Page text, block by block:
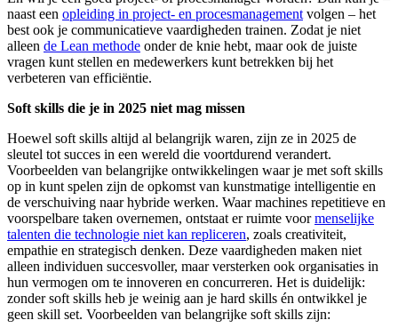
naast een opleiding in project- en procesmanagement volgen – het
best ook je communicatieve vaardigheden trainen. Zodat je niet
alleen de Lean methode onder de knie hebt, maar ook de juiste
vragen kunt stellen en medewerkers kunt betrekken bij het
verbeteren van efficiëntie.
Soft skills die je in 2025 niet mag missen
Hoewel soft skills altijd al belangrijk waren, zijn ze in 2025 de
sleutel tot succes in een wereld die voortdurend verandert.
Voorbeelden van belangrijke ontwikkelingen waar je met soft skills
op in kunt spelen zijn de opkomst van kunstmatige intelligentie en
de verschuiving naar hybride werken. Waar machines repetitieve en
voorspelbare taken overnemen, ontstaat er ruimte voormenselijke
talenten die technologie niet kan repliceren, zoals creativiteit,
empathie en strategisch denken. Deze vaardigheden maken niet
alleen individuen succesvoller, maar versterken ook organisaties in
hun vermogen om te innoveren en concurreren. Het is duidelijk:
zonder soft skills heb je weinig aan je hard skills én ontwikkel je
geen skill set. Voorbeelden van belangrijke soft skills zijn: